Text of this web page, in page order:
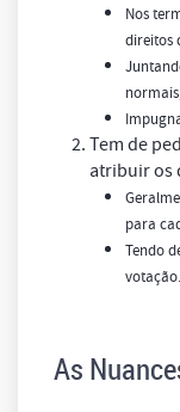
Nos
direitos
Tem de
atribuir os
para
Tendo
votação.
As